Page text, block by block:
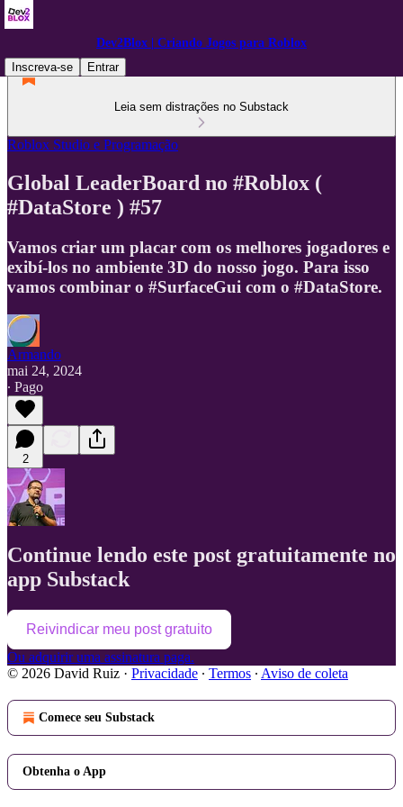
Dev2Blox | Criando Jogos para Roblox
Inscreva-se
Entrar
Leia sem distrações no Substack
Roblox Studio e Programação
Global LeaderBoard no #Roblox (
#DataStore ) #57
Vamos criar um placar com os melhores jogadores e
exibí-los no ambiente 3D do nosso jogo. Para isso
vamos combinar o #SurfaceGui com o #DataStore.
Armando
mai 24, 2024
∙ Pago
2
Continue lendo este post gratuitamente no
app Substack
Reivindicar meu post gratuito
Ou adquirir uma assinatura paga.
© 2026 David Ruiz · Privacidade ∙ Termos ∙ Aviso de coleta
Comece seu Substack
Obtenha o App